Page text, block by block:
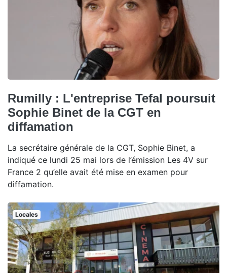
Rumilly : L'entreprise Tefal poursuit
Sophie Binet de la CGT en
diffamation
La secrétaire générale de la CGT, Sophie Binet, a
indiqué ce lundi 25 mai lors de l’émission Les 4V sur
France 2 qu’elle avait été mise en examen pour
diffamation.
Locales